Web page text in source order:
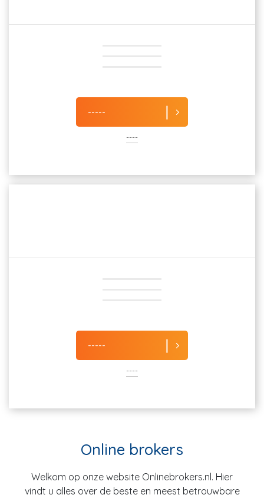
-----
----
-----
----
Online brokers
Welkom op onze website Onlinebrokers.nl. Hier
vindt u alles over de beste en meest betrouwbare